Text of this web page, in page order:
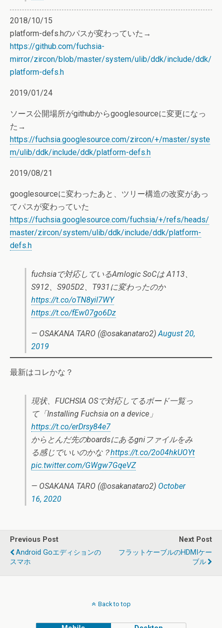
2018/10/15
platform-defs.hのパスが変わっていた→
https://github.com/fuchsia-
mirror/zircon/blob/master/system/ulib/ddk/include/ddk/
platform-defs.h
2019/01/24
ソース公開場所がgithubからgooglesourceに変更になっ
た→
https://fuchsia.googlesource.com/zircon/+/master/syste
m/ulib/ddk/include/ddk/platform-defs.h
2019/08/21
googlesourceに変わったあと、ツリー構造の改変があっ
てパスが変わっていた
https://fuchsia.googlesource.com/fuchsia/+/refs/heads/
master/zircon/system/ulib/ddk/include/ddk/platform-
defs.h
fuchsiaで対応しているAmlogic SoCは A113、
S912、S905D2、T931に変わったのか
https://t.co/oTN8yil7WY
https://t.co/fEw07go6Dz
— OSAKANA TARO (@osakanataro2)August 20,
2019
最新はコレかな？
現状、FUCHSIA OSで対応してるボード一覧っ
て「Installing Fuchsia on a device」
https://t.co/erDrsy84e7
からとんだ先のboardsにあるgniファイルをみ
る感じでいいのかな？https://t.co/2o04hkUOYt
pic.twitter.com/GWgw7GqeVZ
— OSAKANA TARO (@osakanataro2) October
16, 2020
Previous Post
Android Goエディションの
スマホ
Next Post
フラットケーブルのHDMIケー
ブル
Back to top